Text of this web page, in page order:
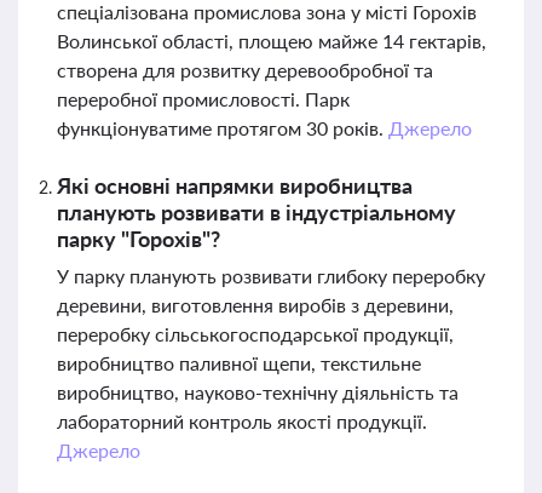
спеціалізована промислова зона у місті Горохів
Волинської області, площею майже 14 гектарів,
створена для розвитку деревообробної та
переробної промисловості. Парк
функціонуватиме протягом 30 років. Джерело
Які основні напрямки виробництва
планують розвивати в індустріальному
парку "Горохів"?
У парку планують розвивати глибоку переробку
деревини, виготовлення виробів з деревини,
переробку сільськогосподарської продукції,
виробництво паливної щепи, текстильне
виробництво, науково-технічну діяльність та
лабораторний контроль якості продукції.
Джерело